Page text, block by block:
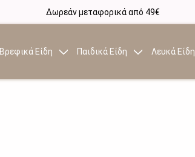
Δωρεάν μεταφορικά από 49€
Βρεφικά Είδη Παιδικά Είδη Λευκά Είδη